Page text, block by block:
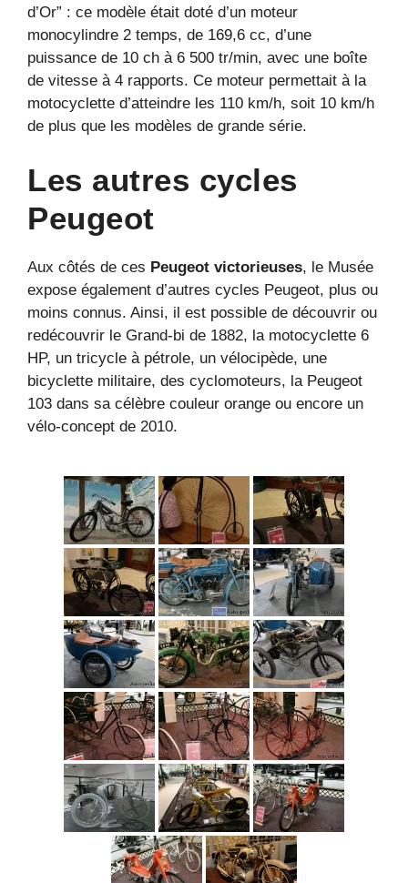
d’Or” : ce modèle était doté d’un moteur
monocylindre 2 temps, de 169,6 cc, d’une
puissance de 10 ch à 6 500 tr/min, avec une boîte
de vitesse à 4 rapports. Ce moteur permettait à la
motocyclette d’atteindre les 110 km/h, soit 10 km/h
de plus que les modèles de grande série.
Les autres cycles
Peugeot
Aux côtés de ces Peugeot victorieuses, le Musée
expose également d’autres cycles Peugeot, plus ou
moins connus. Ainsi, il est possible de découvrir ou
redécouvrir le Grand-bi de 1882, la motocyclette 6
HP, un tricycle à pétrole, un vélocipède, une
bicyclette militaire, des cyclomoteurs, la Peugeot
103 dans sa célèbre couleur orange ou encore un
vélo-concept de 2010.